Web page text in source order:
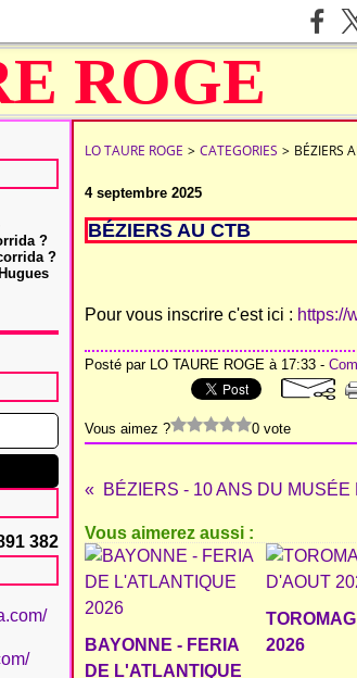
?
?
382
LO TAURE ROGE > CATEGORIES > BÉZIERS
4 septembre 2025
BÉZIERS AU CTB
Pour vous inscrire c'est ici : https://
Posté par LO TAURE ROGE à 17:33 -
Vous aimez ? 0 vote
Vous aimerez aussi :
BAYONNE - FERIA
DE L'ATLANTIQUE
2026